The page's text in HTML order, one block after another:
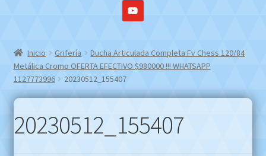
Inicio Grifería
Ducha Articulada Completa Fv Chess 120/84
Metálica Cromo OFERTA EFECTIVO $980000 !!! WHATSAPP
1127773996
20230512_155407
20230512_155407